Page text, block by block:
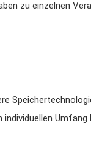
zu einzelnen